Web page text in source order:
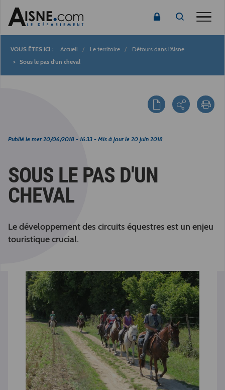
Fil
Accueil Le territoire
Détours dans l'Aisne
Sous le pas d'un cheval
Publié le mer 20/06/2018 - 16:33 - Mis à jour le 20 juin 2018
SOUS LE PAS D'UN
CHEVAL
Le développement des circuits équestres est un enjeu
touristique crucial.